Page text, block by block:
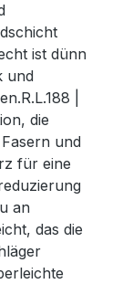
ist dünn
und
|
die
und
für eine
an
das die